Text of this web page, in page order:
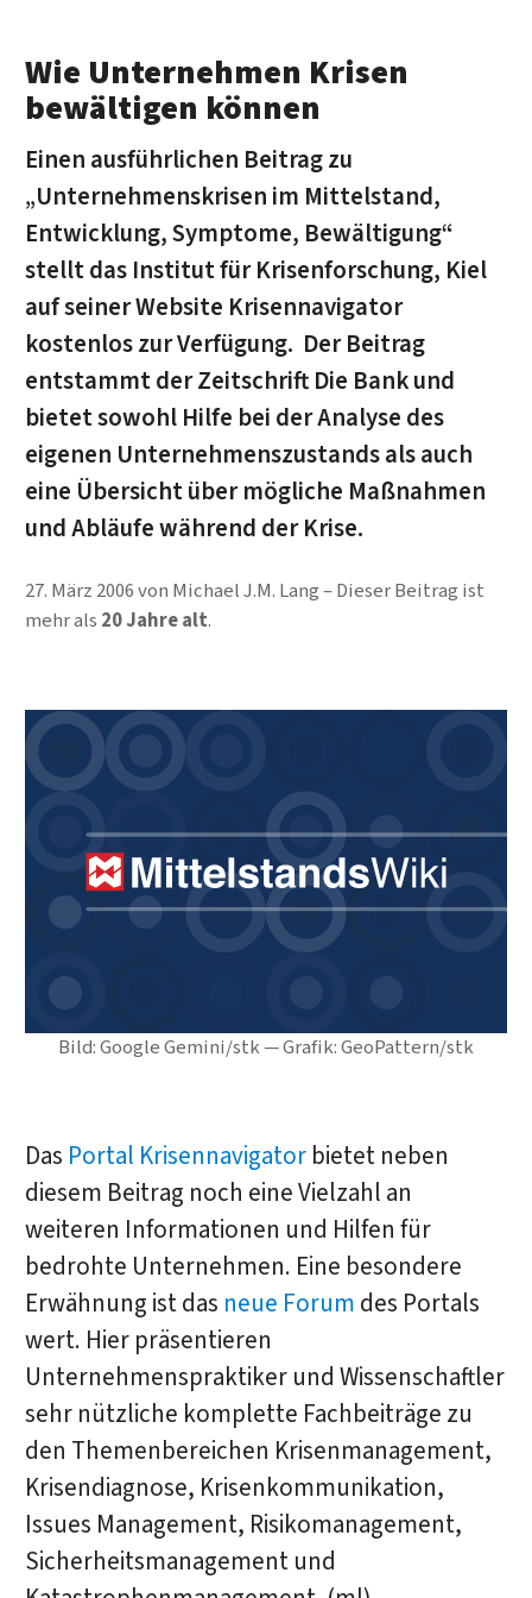
Bild: Google Gemini/stk — Grafik: GeoPattern/stk
Wie Unternehmen Krisen
bewältigen können
Einen ausführlichen Beitrag zu
„Unternehmenskrisen im Mittelstand,
Entwicklung, Symptome, Bewältigung“
stellt das Institut für Krisenforschung, Kiel
auf seiner Website Krisennavigator
kostenlos zur Verfügung. Der Beitrag
entstammt der Zeitschrift Die Bank und
bietet sowohl Hilfe bei der Analyse des
eigenen Unternehmenszustands als auch
eine Übersicht über mögliche Maßnahmen
und Abläufe während der Krise.
27. März 2006von Michael J.M. Lang
Dieser Beitrag ist
mehr als 20 Jahre alt.
Das Portal Krisennavigatorbietet neben
diesem Beitrag noch eine Vielzahl an
weiteren Informationen und Hilfen für
bedrohte Unternehmen. Eine besondere
Erwähnung ist das neue Forum des Portals
wert. Hier präsentieren
Unternehmenspraktiker und Wissenschaftler
sehr nützliche komplette Fachbeiträge zu
den Themenbereichen Krisenmanagement,
Krisendiagnose, Krisenkommunikation,
Issues Management, Risikomanagement,
Sicherheitsmanagement und